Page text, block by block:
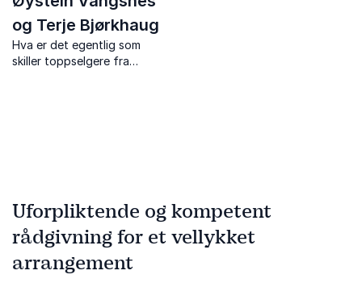
og Terje Bjørkhaug
Hva er det egentlig som
skiller toppselgere fra
Uforpliktende og kompetent
rådgivning for et vellykket
arrangement